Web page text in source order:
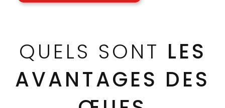
QUELS SONT LES
AVANTAGES DES